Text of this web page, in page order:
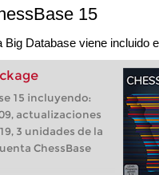
15
Database viene incluido
15 incluyendo:
actualizaciones
3 unidades de la
ChessBase